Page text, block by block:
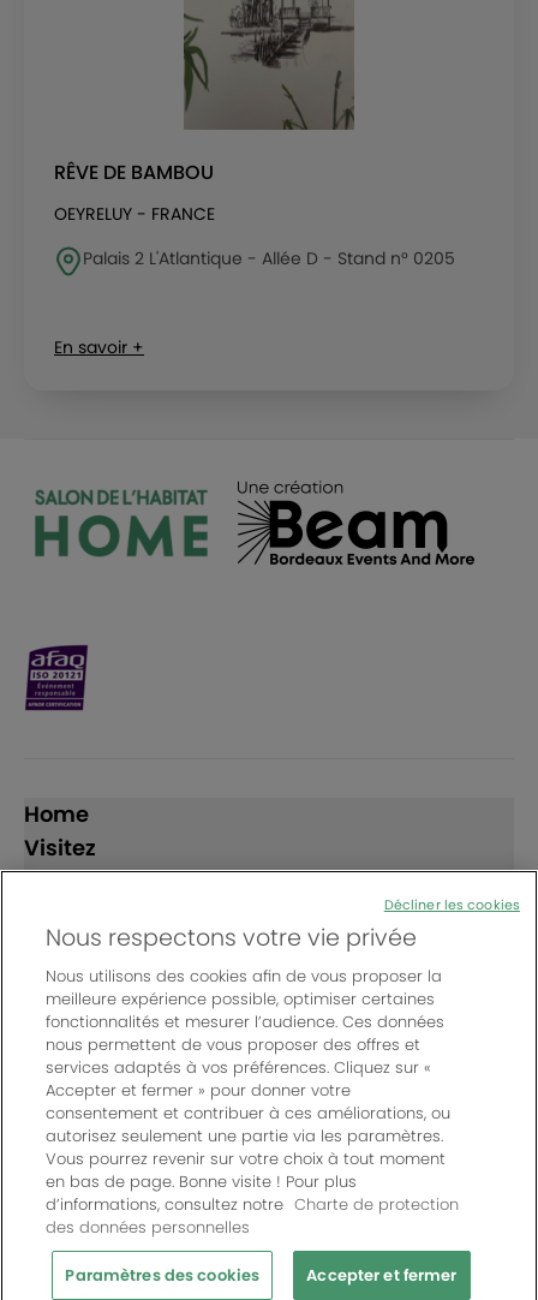
RÊVE DE BAMBOU
OEYRELUY - FRANCE
Palais 2 L'Atlantique - Allée D - Stand n° 0205
En savoir +
Home
Visitez
Exposez
Suivez-nous
© Bordeaux Events And More | Rue Jean Samazeuilh - CS
20088 - 33070 Bordeaux cedex - France
Un événement organisé par Bordeaux Events And More
Charte de protection des données personnelles
Règlement général des manifestations
Mentions légales|Paramètres des cookies
Nous respectons votre vie privée
Nous utilisons des cookies afin de vous proposer la
meilleure expérience possible, optimiser certaines
fonctionnalités et mesurer l’audience. Ces données
nous permettent de vous proposer des offres et
services adaptés à vos préférences. Cliquez sur «
Accepter et fermer » pour donner votre
consentement et contribuer à ces améliorations, ou
autorisez seulement une partie via les paramètres.
Vous pourrez revenir sur votre choix à tout moment
en bas de page. Bonne visite ! Pour plus
d’informations, consultez notre Charte de protection
des données personnelles
Paramètres des cookies Accepter et fermer
Décliner les cookies